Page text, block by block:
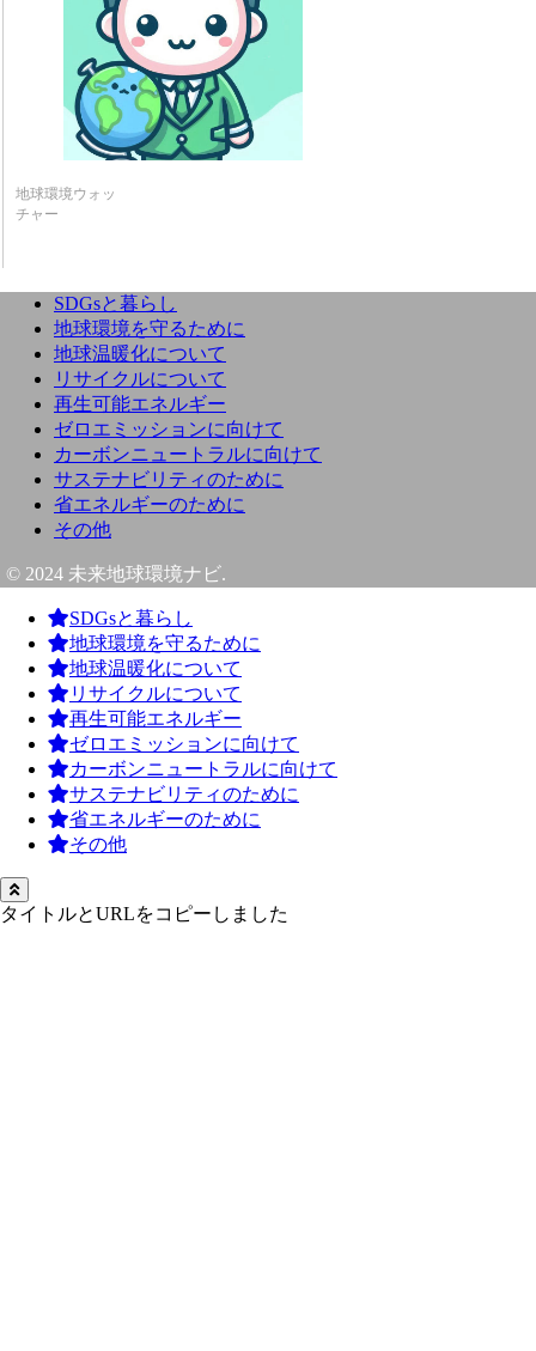
地球環境ウォッ
チャー
SDGsと暮らし
地球環境を守るために
地球温暖化について
リサイクルについて
再生可能エネルギー
ゼロエミッションに向けて
カーボンニュートラルに向けて
サステナビリティのために
省エネルギーのために
その他
© 2024 未来地球環境ナビ.
SDGsと暮らし
地球環境を守るために
地球温暖化について
リサイクルについて
再生可能エネルギー
ゼロエミッションに向けて
カーボンニュートラルに向けて
サステナビリティのために
省エネルギーのために
その他
タイトルとURLをコピーしました